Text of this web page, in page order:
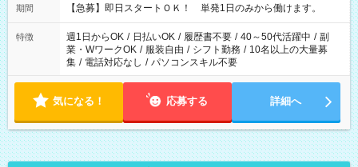
期間 【急募】即日スタートＯＫ！ 単発1日のみから働けます。
特徴 週1日からOK / 日払いOK / 履歴書不要 / 40～50代活躍中 / 副
業・WワークOK / 服装自由 / シフト勤務 / 10名以上の大量募
集 / 電話対応なし / パソコンスキル不要
気になる！ 応募する 詳細へ